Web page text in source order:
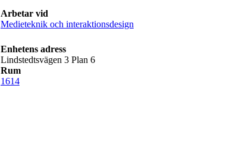
Arbetar vid
Medieteknik och interaktionsdesign
Enhetens adress
Lindstedtsvägen 3 Plan 6
Rum
1614